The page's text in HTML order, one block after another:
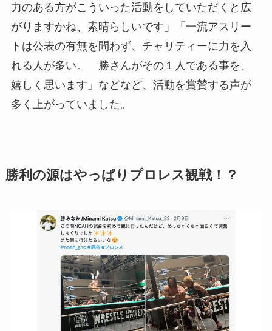
力のある方がこういった活動をしていただくと広
がりますかね、素晴らしいです」「一流アスリー
トは公表の有無を問わず、チャリティーに力を入
れる人が多い。 勝さんがその１人である事を、
嬉しく思います」などなど、活動を賞賛する声が
多く上がっていました。
勝利の源はやっぱりプロレス観戦！？